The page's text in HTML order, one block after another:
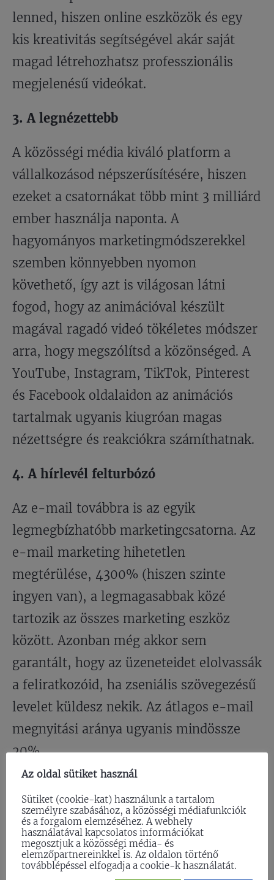
lenned, hiszen online eszközök és egy
kis kreativitás segítségével akár saját
magad létrehozhatsz professzionális
megjelenésű videókat.
3. A legnézettebb
A közösségi média kiváló platform a
vállalkozásod népszerűsítésére, hiszen
ezeket a csatornákat több mint 3 milliárd
ember használja naponta. A
hagyományos marketingmódszerekkel
szemben könnyebben nyomon
követhető, így azt is világosan látni
fogod, hogy az animációval készült
magával ragadó videó tökéletes módszer
arra, hogy megszólítsd a közönséged. A
YouTube, Instagram, TikTok, Pinterest
és Facebook oldalaidon az animációs
tartalmak ugyanis kiugróan magas
nézettségre és reakciókra számíthatnak.
4. A hírlevél felturbózó
Az e-mail továbbra is az egyik
legmegbízhatóbb marketingcsatorna. Az
e-mail marketing hihetetlen
megtérülése, 4300% (hiszen szinte
ingyen van), a legmagasabbak közé
tartozik az összes marketing eszköz
között. Azonban még akkor sem
garantált, hogy az üzeneteidet elolvassák
a feliratkozóid, ha zseniális szövegezésű
levelet küldesz nekik. Az átlagos e-mail
megnyitási aránya ugyanis mindössze
20%.
Ha szeretnéd növelni az e-mailek
megnyitási arányát, fontold meg
animáció használatát. Egy rövid
animációs videó hozzáadása az e-
Az oldal sütiket használ
Sütiket (cookie-kat) használunk a tartalom
személyre szabásához, a közösségi médiafunkciók
és a forgalom elemzéséhez. A webhely
használatával kapcsolatos információkat
megosztjuk a közösségi média- és
elemzőpartnereinkkel is. Az oldalon történő
továbblépéssel elfogadja a cookie-k használatát.